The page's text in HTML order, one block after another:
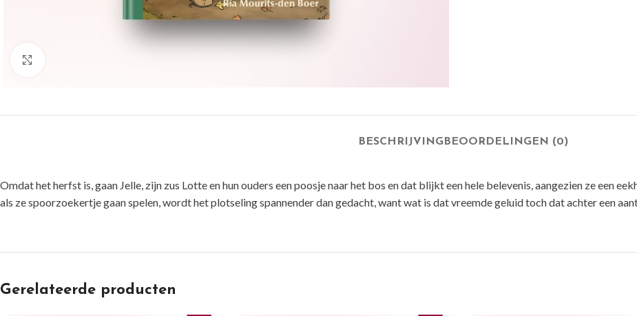
BESCHRIJVINGBEOORDELINGEN (0)
Omdat het herfst is, gaan Jelle, zijn zus Lotte en hun ouders een poosje naar het bos en dat blijkt een hele belevenis, aangezien ze een
als ze spoorzoekertje gaan spelen, wordt het plotseling spannender dan gedacht, want wat is dat vreemde geluid toch dat achter een
Gerelateerde producten